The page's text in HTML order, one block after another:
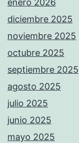
enero 2026
diciembre 2025
noviembre 2025
octubre 2025
septiembre 2025
agosto 2025
julio 2025
junio 2025
mayo 2025